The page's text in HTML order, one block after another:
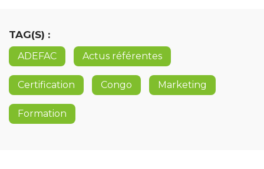
TAG(S) :
ADEFAC Actus référentes
Certification Congo Marketing
Formation